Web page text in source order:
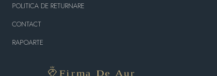
POLITICA DE RETURNARE
CONTACT
RAPOARTE